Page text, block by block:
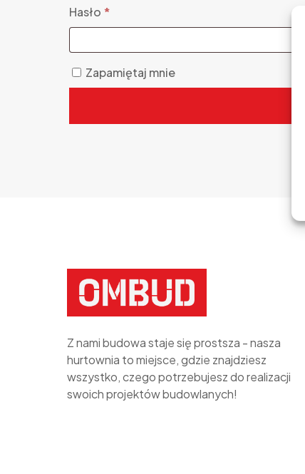
Hasło *Wymagane
Zapamiętaj mnie
Z nami budowa staje się prostsza - nasza
hurtownia to miejsce, gdzie znajdziesz
wszystko, czego potrzebujesz do realizacji
swoich projektów budowlanych!